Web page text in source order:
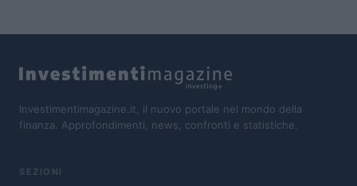
Investimentimagazine.it, il nuovo portale nel mondo della
finanza. Approfondimenti, news, confronti e statistiche.
SEZIONI